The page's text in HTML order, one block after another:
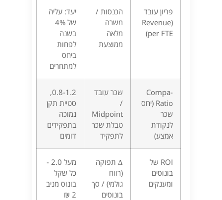
פריון עובד
(Revenue
per FTE)
הכנסות /
משרה
מלאה
ממוצעת
יעד: עליה
של 4%
בשנה
לפחות
ביחס
למתחרים
Compa-
Ratio (יחס
שכר
לנקודת
אמצע)
שכר עובד
/
Midpoint
טבלת שכר
לתפקיד
0.8-1.2,
סטיית תקן
נמוכה
בתפקידים
דומים
ROI של
בונוסים
ומענקים
Δ תפוקה
(רווח
גולמי) / סך
בונוסים
מעל 2.0 -
כל שקל
בונוס מניב
2 ₪